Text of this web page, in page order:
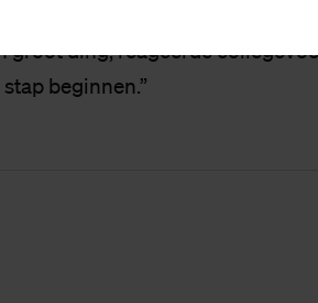
groot ding, reageerde
beginnen.”